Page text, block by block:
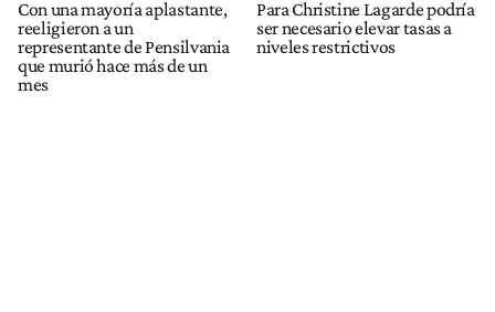
Con una mayoría aplastante,
reeligieron a un
representante de Pensilvania
que murió hace más de un
mes
Para Christine Lagarde podría
ser necesario elevar tasas a
niveles restrictivos